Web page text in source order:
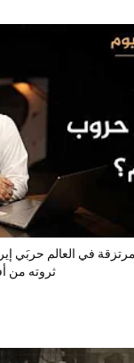
ثروته من